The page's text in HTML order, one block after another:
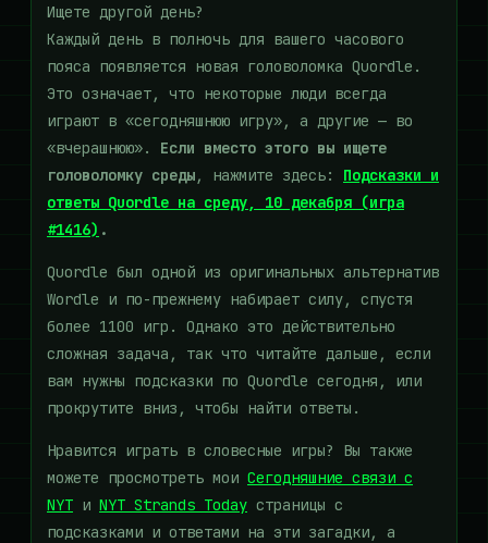
Ищете другой день?
Каждый день в полночь для вашего часового
пояса появляется новая головоломка Quordle.
Это означает, что некоторые люди всегда
играют в «сегодняшнюю игру», а другие — во
«вчерашнюю». Если вместо этого вы ищете
головоломку среды, нажмите здесь: Подсказки и
ответы Quordle на среду, 10 декабря (игра
#1416) .
Quordle был одной из оригинальных альтернатив
Wordle и по-прежнему набирает силу, спустя
более 1100 игр. Однако это действительно
сложная задача, так что читайте дальше, если
вам нужны подсказки по Quordle сегодня, или
прокрутите вниз, чтобы найти ответы.
Нравится играть в словесные игры? Вы также
можете просмотреть мои Сегодняшние связи с
NYT и NYT Strands Today страницы с
подсказками и ответами на эти загадки, а